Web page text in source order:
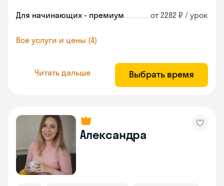
Для начинающих - премиум от 2282 ₽ / урок
Все услуги и цены (4)
Читать дальше Выбрать время
Александра